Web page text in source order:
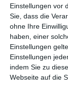
Einstellungen vor
Sie, dass die
ohne Ihre
haben, einer
Einstellungen
Einstellungen
indem Sie zu
Webseite auf die
Das vollständige
auf